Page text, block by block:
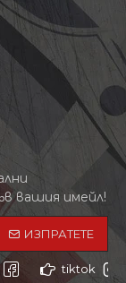
вашия имейл!
ИЗПРАТЕТЕ
tiktok